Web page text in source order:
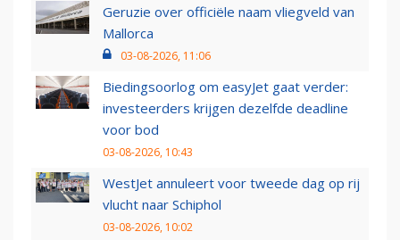
Geruzie over officiële naam vliegveld van
Mallorca
03-08-2026, 11:06
Biedingsoorlog om easyJet gaat verder:
investeerders krijgen dezelfde deadline
voor bod
03-08-2026, 10:43
WestJet annuleert voor tweede dag op rij
vlucht naar Schiphol
03-08-2026, 10:02